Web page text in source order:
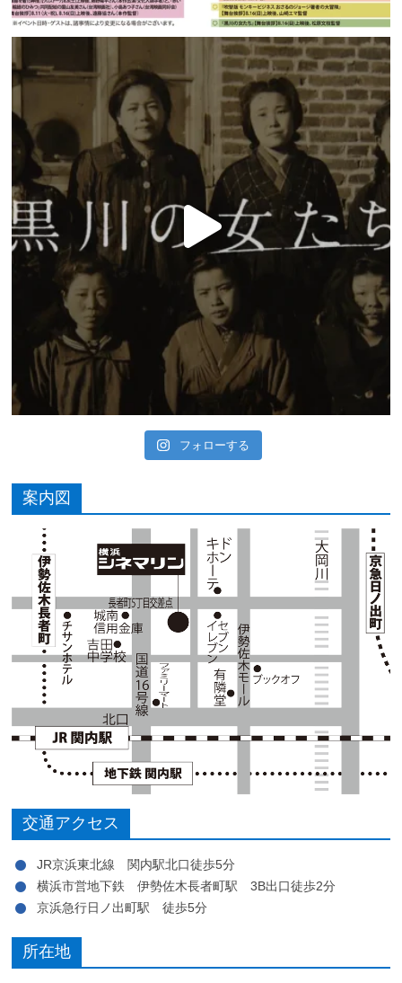
フォローする
案内図
交通アクセス
JR京浜東北線 関内駅北口徒歩5分
横浜市営地下鉄 伊勢佐木長者町駅 3B出口徒歩2分
京浜急行日ノ出町駅 徒歩5分
所在地